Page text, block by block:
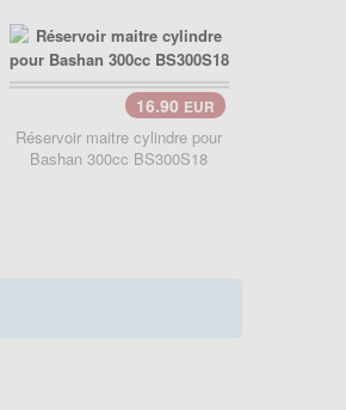
16.90 EUR
Réservoir maitre cylindre pour
Bashan 300cc BS300S18